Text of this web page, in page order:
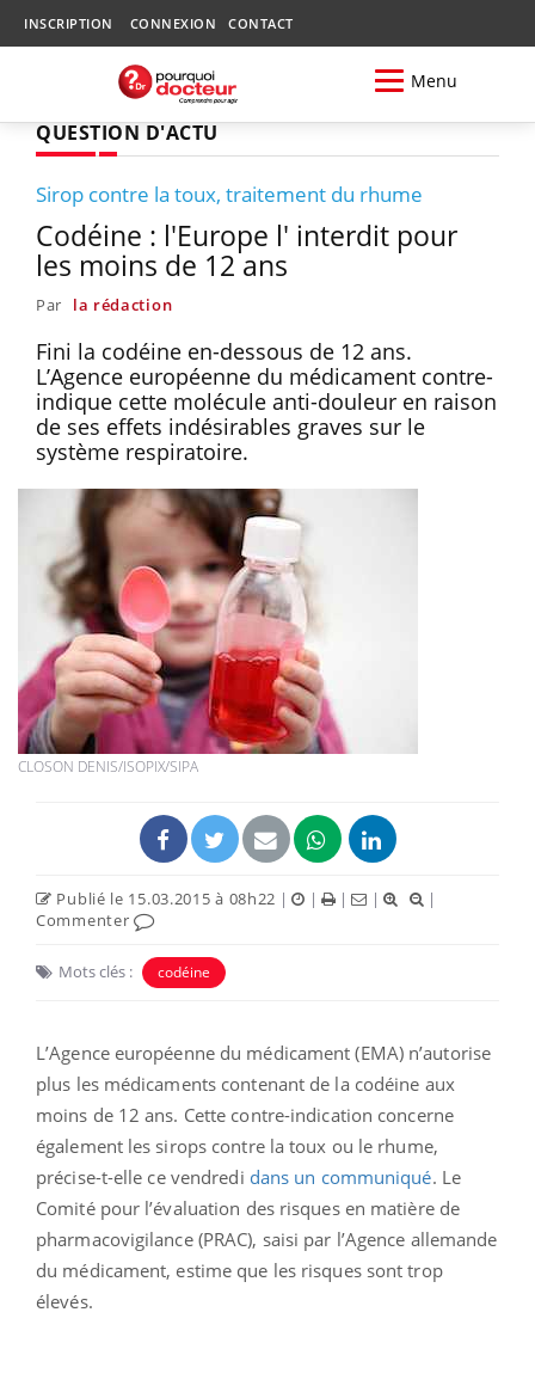
INSCRIPTION CONNEXION CONTACT
Menu
QUESTION D'ACTU
Sirop contre la toux, traitement du rhume
Codéine : l'Europe l' interdit pour
les moins de 12 ans
Par la rédaction
Fini la codéine en-dessous de 12 ans.
L’Agence européenne du médicament contre-
indique cette molécule anti-douleur en raison
de ses effets indésirables graves sur le
système respiratoire.
CLOSON DENIS/ISOPIX/SIPA
Publié le 15.03.2015 à 08h22 | | | |
|
Commenter
Mots clés : codéine
L’Agence européenne du médicament (EMA) n’autorise
plus les médicaments contenant de la codéine aux
moins de 12 ans. Cette contre-indication concerne
également les sirops contre la toux ou le rhume,
précise-t-elle ce vendredi dans un communiqué. Le
Comité pour l’évaluation des risques en matière de
pharmacovigilance (PRAC), saisi par l’Agence allemande
du médicament, estime que les risques sont trop
élevés.